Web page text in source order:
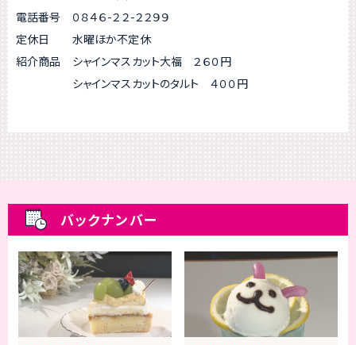
電話番号 ０８４６-２２-２２９９
定休日 水曜ほか不定休
紹介商品 シャインマスカット大福 ２６０円
シャインマスカットのタルト ４００円
バックナンバー